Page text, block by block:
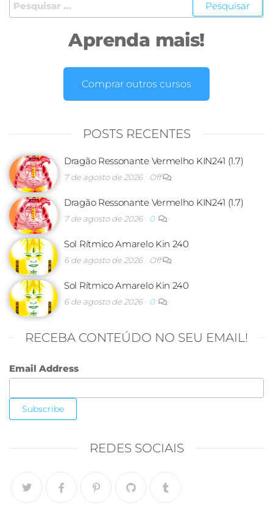
Aprenda mais!
Comprar outros cursos
POSTS RECENTES
Dragão Ressonante Vermelho KIN241 (1.7)
7 de agosto de 2026 Off
Dragão Ressonante Vermelho KIN241 (1.7)
7 de agosto de 2026 0
Sol Rítmico Amarelo Kin 240
6 de agosto de 2026 Off
Sol Rítmico Amarelo Kin 240
6 de agosto de 2026 0
RECEBA CONTEÚDO NO SEU EMAIL!
Email Address
REDES SOCIAIS